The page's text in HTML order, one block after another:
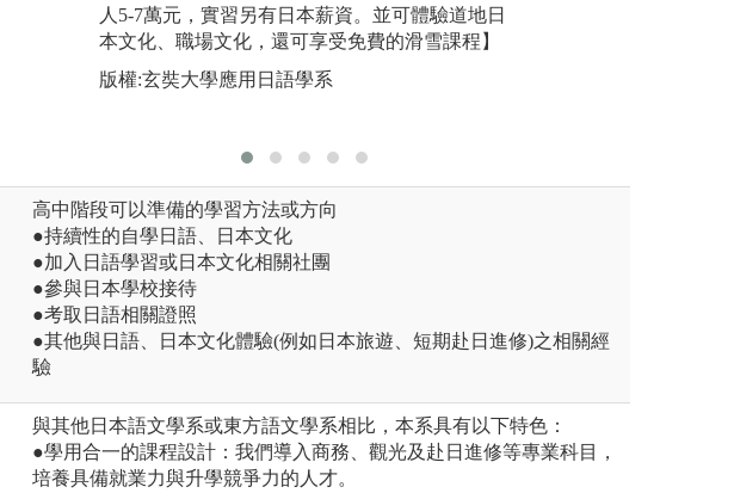
人5-7萬元，實習另有日本薪資。並可體驗道地日
本文化、職場文化，還可享受免費的滑雪課程】
版權:玄奘大學應用日語學系
高中階段可以準備的學習方法或方向
●持續性的自學日語、日本文化
●加入日語學習或日本文化相關社團
●參與日本學校接待
●考取日語相關證照
●其他與日語、日本文化體驗(例如日本旅遊、短期赴日進修)之相關經
驗
與其他日本語文學系或東方語文學系相比，本系具有以下特色：
●學用合一的課程設計：我們導入商務、觀光及赴日進修等專業科目，
培養具備就業力與升學競爭力的人才。